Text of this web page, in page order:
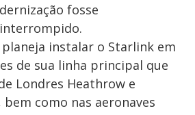
fosse
instalar o Starlink em
de sua linha principal que
Londres Heathrow e
como nas aeronaves